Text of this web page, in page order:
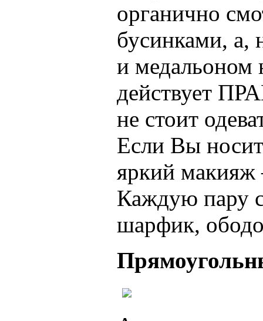
органично
бусинками, а,
и медальоном
действует
не стоит
Если Вы
яркий макияж
Каждую пару
шарфик,